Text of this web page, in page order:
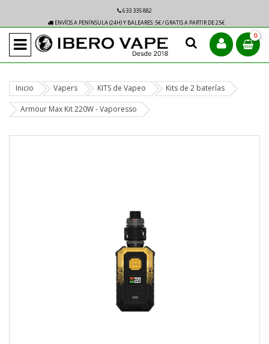
633 335 882
ENVÍOS A PENÍNSULA (24H) Y BALEARES: 5€ / GRATIS A PARTIR DE 25€
0
Inicio Vapers KITS de Vapeo Kits de 2 baterías
Armour Max Kit 220W - Vaporesso